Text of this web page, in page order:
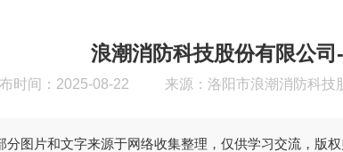
浪潮消防科技股份有限公司
时间：2025-08-22 来源： 洛阳市浪潮消防科技
分图片和文字来源于网络收集整理，仅供学习交流，版